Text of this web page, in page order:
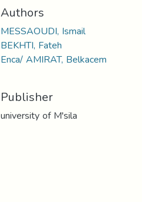
Authors
MESSAOUDI, Ismail
BEKHTI, Fateh
Enca/ AMIRAT, Belkacem
Publisher
university of M'sila